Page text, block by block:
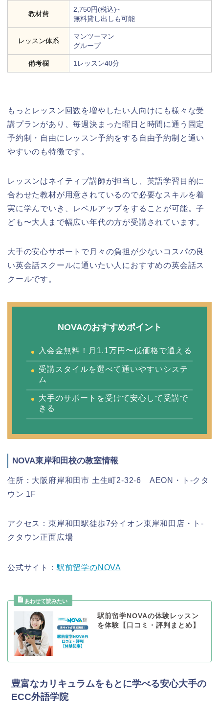
教材費
2,750円(税込)~
無料貸し出しも可能
レッスン体系
マンツーマン
グループ
備考欄 1レッスン40分
もっとレッスン回数を増やしたい人向けにも様々な受
講プランがあり、毎週決まった曜日と時間に通う固定
予約制・自由にレッスン予約をする自由予約制と通い
やすいのも特徴です。
レッスンはネイティブ講師が担当し、英語学習目的に
合わせた教材が用意されているので必要なスキルを着
実に学んでいき、レベルアップをすることが可能。子
ども〜大人まで幅広い年代の方が受講されています。
大手の安心サポートで月々の負担が少ないコスパの良
い英会話スクールに通いたい人におすすめの英会話ス
クールです。
NOVAのおすすめポイント
入会金無料！月1.1万円〜低価格で通える
受講スタイルを選べて通いやすいシステ
ム
大手のサポートを受けて安心して受講で
きる
NOVA東岸和田校の教室情報
住所：大阪府岸和田市 土生町2-32-6 AEON・ト-クタ
ウン 1F
アクセス：東岸和田駅徒歩7分イオン東岸和田店・ト-
クタウン正面広場
公式サイト：駅前留学のNOVA
駅前留学NOVAの体験レッスン
を体験【口コミ・評判まとめ】
豊富なカリキュラムをもとに学べる安心大手の
ECC外語学院